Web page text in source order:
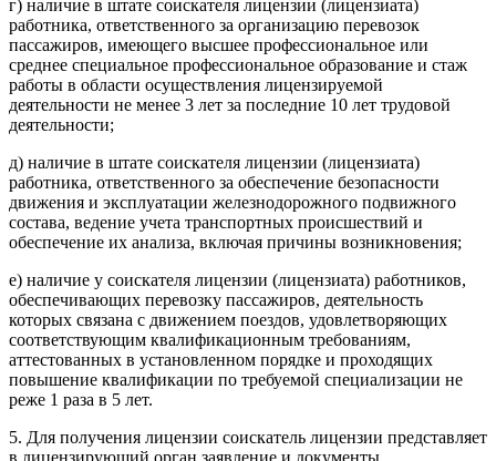
г) наличие в штате соискателя лицензии (лицензиата)
работника, ответственного за организацию перевозок
пассажиров, имеющего высшее профессиональное или
среднее специальное профессиональное образование и стаж
работы в области осуществления лицензируемой
деятельности не менее 3 лет за последние 10 лет трудовой
деятельности;
д) наличие в штате соискателя лицензии (лицензиата)
работника, ответственного за обеспечение безопасности
движения и эксплуатации железнодорожного подвижного
состава, ведение учета транспортных происшествий и
обеспечение их анализа, включая причины возникновения;
е) наличие у соискателя лицензии (лицензиата) работников,
обеспечивающих перевозку пассажиров, деятельность
которых связана с движением поездов, удовлетворяющих
соответствующим квалификационным требованиям,
аттестованных в установленном порядке и проходящих
повышение квалификации по требуемой специализации не
реже 1 раза в 5 лет.
5. Для получения лицензии соискатель лицензии представляет
в лицензирующий орган заявление и документы,